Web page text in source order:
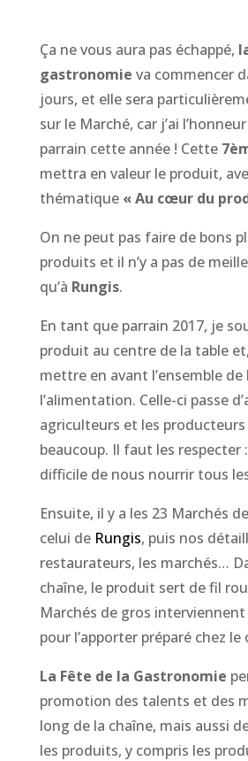
Ça ne vous aura pas échappé,
gastronomie va commencer
jours, et elle sera
sur le Marché, car j’ai
parrain cette année ! Cette
mettra en valeur le produit,
thématique « Au cœur du
On ne peut pas faire de bons
produits et il n’y a pas de
qu’à Rungis.
En tant que parrain 2017, je
produit au centre de la table
mettre en avant l’ensemble de
l’alimentation. Celle-ci passe
agriculteurs et les
beaucoup. Il faut les respecter
difficile de nous nourrir tous
Ensuite, il y a les 23 Marchés
celui de Rungis, puis nos
restaurateurs, les marchés…
chaîne, le produit sert de fil
Marchés de gros
pour l’apporter préparé chez
La Fête de la Gastronomie
promotion des talents et des
long de la chaîne, mais aussi
les produits, y compris les